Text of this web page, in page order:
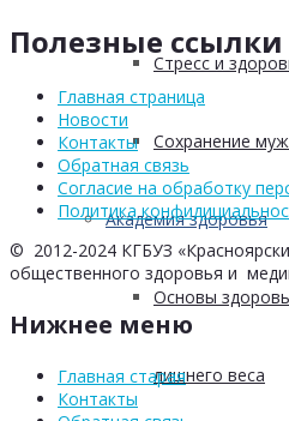
Стресс и
Сохранение
Академия здоровья
Основы
лишнего веса
Полезные ссылки
Главная страница
Новости
Контакты
Обратная связь
Согласие на обработку
Политика
© 2012-2024 КГБУЗ
общественного здоровья и
Нижнее меню
Главная старая
Контакты